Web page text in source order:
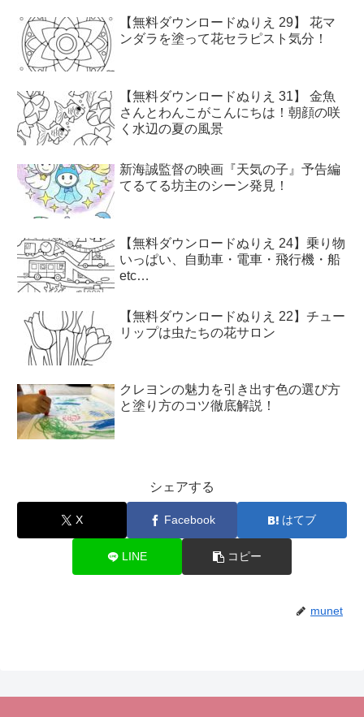
【無料ダウンロードぬりえ 29】 花マ
ンダラを塗って花セラピスト気分！
【無料ダウンロードぬりえ 31】 金魚
さんとわんこがこんにちは！朝顔の咲
く水辺の夏の風景
新海誠監督の映画『天気の子』予告編
てるてる坊主のシーン発見！
【無料ダウンロードぬりえ 24】乗り物
いっぱい、自動車・電車・飛行機・船
etc…
【無料ダウンロードぬりえ 22】チュー
リップは虫たちの花サロン
クレヨンの魅力を引き出す色の選び方
と塗り方のコツ徹底解説！
シェアする
X Facebook はてブ
LINE コピー
munet